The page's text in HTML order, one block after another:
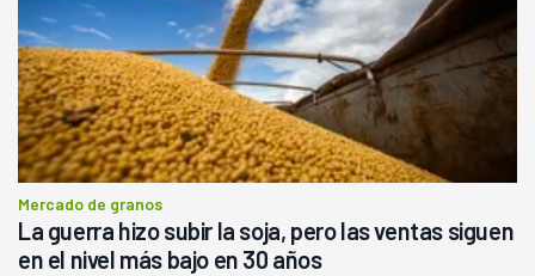
Mercado de granos
La guerra hizo subir la soja, pero las ventas siguen
en el nivel más bajo en 30 años